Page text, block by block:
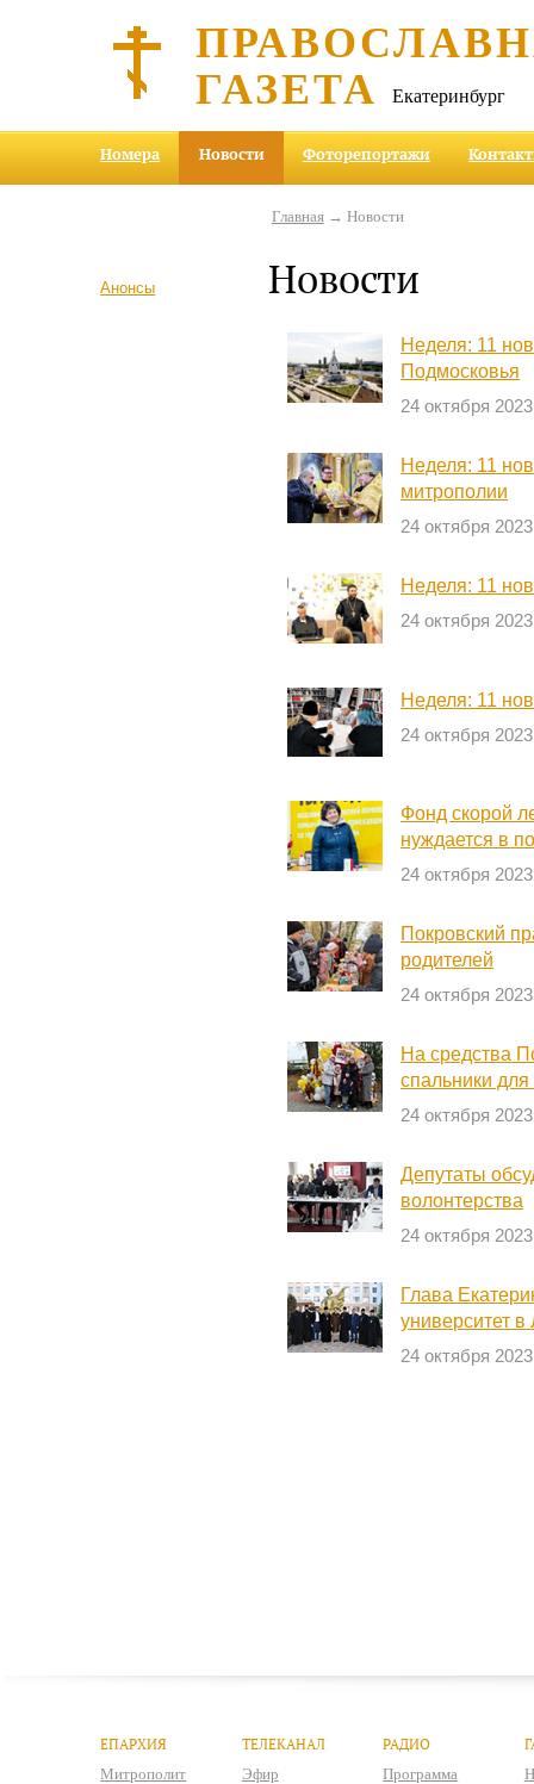
ГАЗЕТА Екатеринбург
Номера Новости Фоторепортажи
Анонсы
Главная→ Новости
Новости
Неделя: 11
Подмосковья
24 октября 2023
Неделя: 11
митрополии
24 октября 2023
Неделя: 11
24 октября 2023
Неделя: 11
24 октября 2023
Фонд скорой
нуждается в
24 октября 2023
Покровский
родителей
24 октября 2023
На средства
спальники
24 октября 2023
Депутаты
волонтерства
24 октября 2023
Глава
университет в
24 октября 2023
ЕПАРХИЯ
Митрополит
ТЕЛЕКАНАЛ
Эфир
РАДИО
Программа